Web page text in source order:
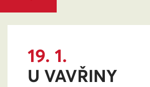
19. 1.
U VAVŘINY